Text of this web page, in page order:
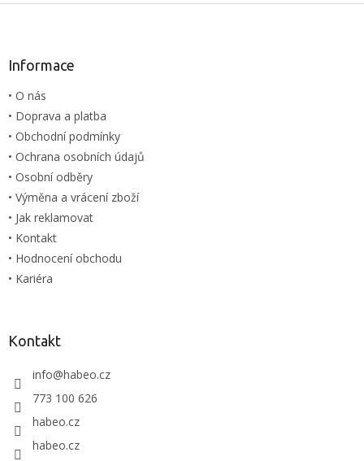
l
Informace
• O nás
• Doprava a platba
• Obchodní podmínky
• Ochrana osobních údajů
• Osobní odběry
• Výměna a vrácení zboží
• Jak reklamovat
• Kontakt
• Hodnocení obchodu
• Kariéra
Kontakt
info@habeo.cz
773 100 626
habeo.cz
habeo.cz